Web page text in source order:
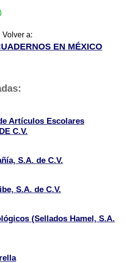
Volver a:
EN MÉXICO
Artículos Escolares
C.V.
S.A. de C.V.
S.A. de C.V.
(Sellados Hamel, S.A.